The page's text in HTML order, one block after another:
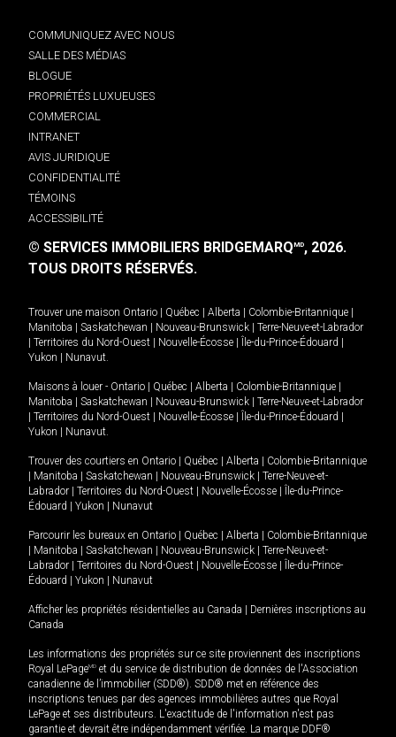
COMMUNIQUEZ AVEC NOUS
SALLE DES MÉDIAS
BLOGUE
PROPRIÉTÉS LUXUEUSES
COMMERCIAL
INTRANET
AVIS JURIDIQUE
CONFIDENTIALITÉ
TÉMOINS
ACCESSIBILITÉ
© SERVICES IMMOBILIERS BRIDGEMARQMD, 2026.
TOUS DROITS RÉSERVÉS.
Trouver une maison Ontario Québec Alberta Colombie-Britannique
Manitoba
Saskatchewan Nouveau-Brunswick
Terre-Neuve-et-Labrador
Territoires du Nord-Ouest Nouvelle-Écosse Île-du-Prince-Édouard
Yukon
Nunavut.
Maisons à louer - Ontario Québec Alberta Colombie-Britannique
Manitoba
Saskatchewan Nouveau-Brunswick
Terre-Neuve-et-Labrador
Territoires du Nord-Ouest Nouvelle-Écosse Île-du-Prince-Édouard
Yukon
Nunavut.
Trouver des courtiers en Ontario Québec Alberta
Colombie-Britannique
Manitoba Saskatchewan Nouveau-Brunswick
Terre-Neuve-et-
Labrador
Territoires du Nord-Ouest Nouvelle-Écosse
Île-du-Prince-
Édouard
Yukon Nunavut
Parcourir les bureaux en Ontario Québec Alberta
Colombie-Britannique
Manitoba Saskatchewan Nouveau-Brunswick
Terre-Neuve-et-
Labrador
Territoires du Nord-Ouest Nouvelle-Écosse
Île-du-Prince-
Édouard
Yukon Nunavut
Afficher les propriétés résidentielles au Canada
Dernières inscriptions au
Canada
Les informations des propriétés sur ce site proviennent des inscriptions
Royal LePageMD et du service de distribution de données de l'Association
canadienne de l’immobilier (SDD®). SDD® met en référence des
inscriptions tenues par des agences immobilières autres que Royal
LePage et ses distributeurs. L'exactitude de l'information n'est pas
garantie et devrait être indépendamment vérifiée. La marque DDF®